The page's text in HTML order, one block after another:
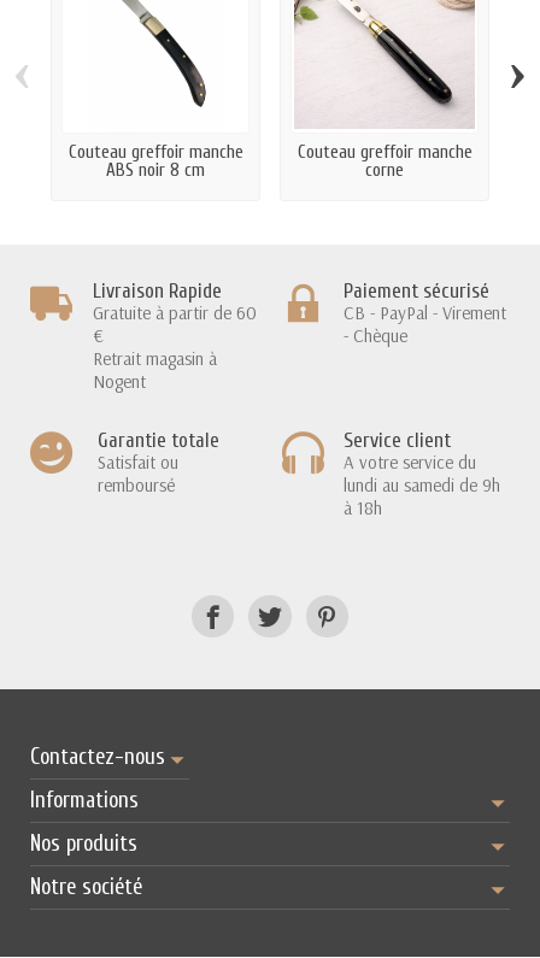
Couteau greffoir manche
ABS noir 8 cm
Couteau greffoir manche
corne
‹ ›
Livraison Rapide
Gratuite à partir de 60
€
Retrait magasin à
Nogent
Paiement sécurisé
CB - PayPal - Virement
- Chèque
Garantie totale
Satisfait ou
remboursé
Service client
A votre service du
lundi au samedi de 9h
à 18h
Contactez-nous
Informations
Nos produits
Notre société